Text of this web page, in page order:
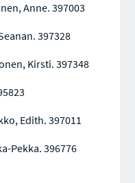
Anne. 397003
397328
Kirsti. 397348
Edith. 397011
Pekka. 396776